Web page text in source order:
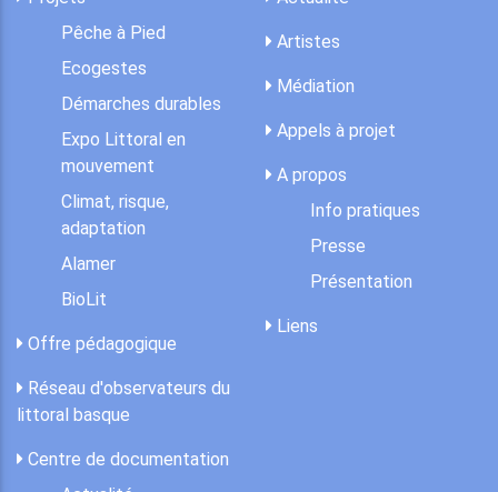
Pêche à Pied
Ecogestes
Démarches durables
Expo Littoral en
mouvement
Climat, risque,
adaptation
Alamer
BioLit
Offre pédagogique
Réseau d'observateurs du
littoral basque
Centre de documentation
Artistes
Médiation
Appels à projet
A propos
Info pratiques
Presse
Présentation
Liens